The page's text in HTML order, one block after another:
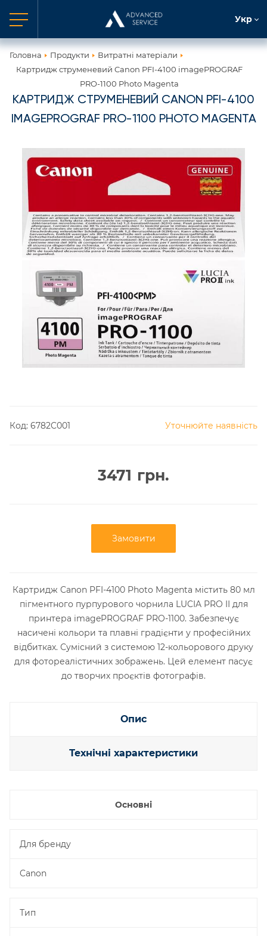
Укр
Головна Продукти
Витратні матеріали
Картридж струменевий Canon PFI-4100 imagePROGRAF
PRO-1100 Photo Magenta
КАРТРИДЖ СТРУМЕНЕВИЙ CANON PFI-4100
IMAGEPROGRAF PRO-1100 PHOTO MAGENTA
Код: 6782C001 Уточнюйте наявність
3471 грн.
Замовити
Картридж Canon PFI-4100 Photo Magenta містить 80 мл
пігментного пурпурового чорнила LUCIA PRO II для
принтера imagePROGRAF PRO-1100. Забезпечує
насичені кольори та плавні градієнти у професійних
відбитках. Сумісний з системою 12-кольорового друку
для фотореалістичних зображень. Цей елемент пасує
до творчих проєктів фотографів.
Опис
Технічні характеристики
Основні
Для бренду
Canon
Тип